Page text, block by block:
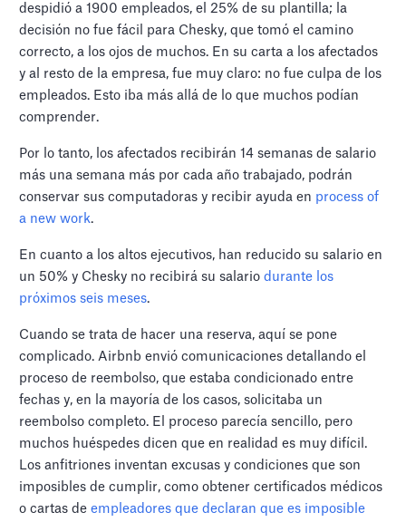
despidió a 1900 empleados, el 25% de su plantilla; la
decisión no fue fácil para Chesky, que tomó el camino
correcto, a los ojos de muchos. En su carta a los afectados
y al resto de la empresa, fue muy claro: no fue culpa de los
empleados. Esto iba más allá de lo que muchos podían
comprender.
Por lo tanto, los afectados recibirán 14 semanas de salario
más una semana más por cada año trabajado, podrán
conservar sus computadoras y recibir ayuda en process of
a new work.
En cuanto a los altos ejecutivos, han reducido su salario en
un 50% y Chesky no recibirá su salariodurante los
próximos seis meses.
Cuando se trata de hacer una reserva, aquí se pone
complicado. Airbnb envió comunicaciones detallando el
proceso de reembolso, que estaba condicionado entre
fechas y, en la mayoría de los casos, solicitaba un
reembolso completo. El proceso parecía sencillo, pero
muchos huéspedes dicen que en realidad es muy difícil.
Los anfitriones inventan excusas y condiciones que son
imposibles de cumplir, como obtener certificados médicos
o cartas deempleadores que declaran que es imposible